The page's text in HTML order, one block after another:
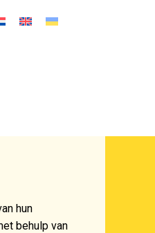
hun
behulp van